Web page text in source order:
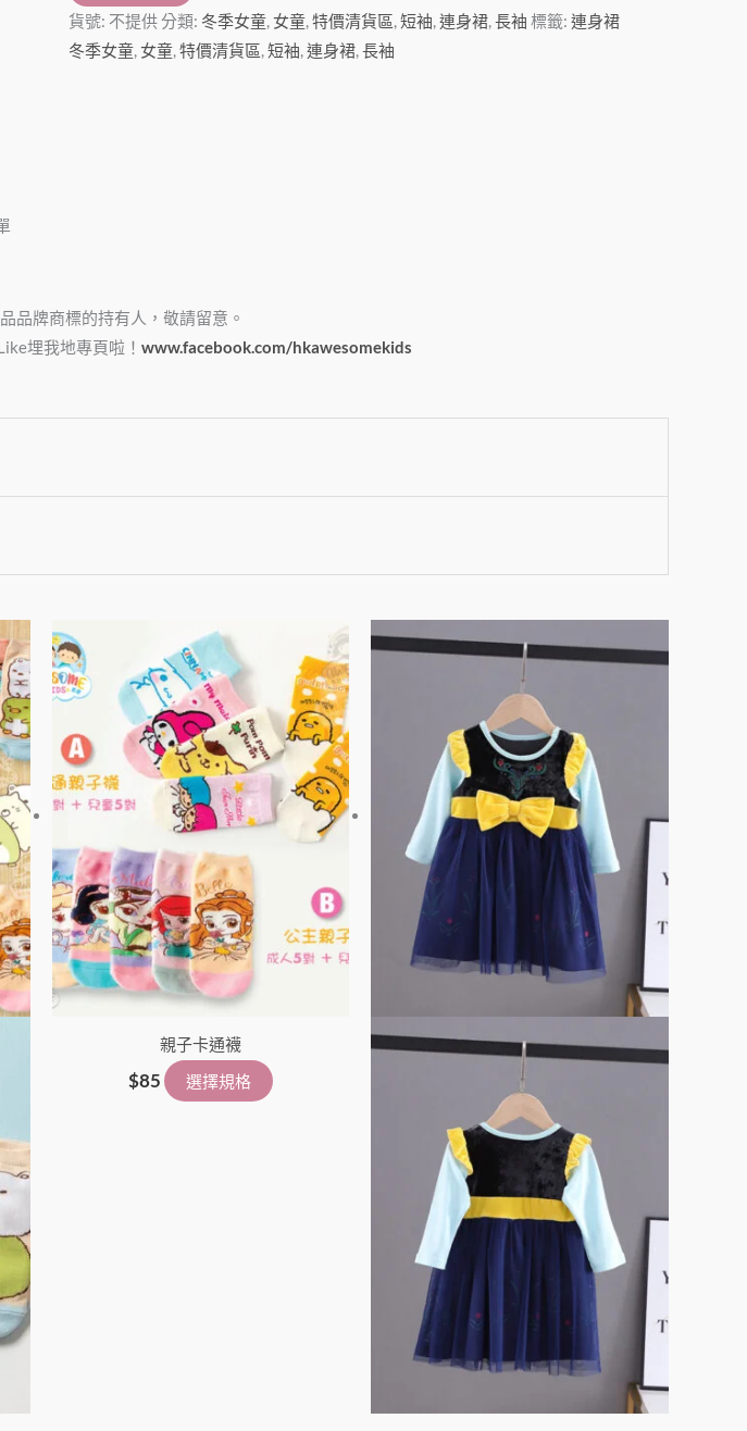
貨號: 不提供分類: 冬季女童, 女童,特價清貨區,短袖,連身裙,長袖 標籤: 連身裙
冬季女童, 女童,特價清貨區,短袖,連身裙,長袖
品牌商標的持有人，敬請留意。
埋我地專頁啦！ www.facebook.com/hkawesomekids
親子卡通襪
$85 選擇規格
有
多
種
款
產
品
擇
產
多
種
款
式。
可
在
產
品
頁
面
選